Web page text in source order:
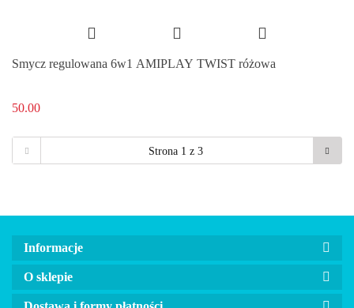
Smycz regulowana 6w1 AMIPLAY TWIST różowa
50.00
Informacje
O sklepie